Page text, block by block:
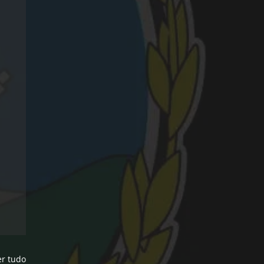
tudo